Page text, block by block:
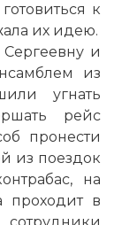
к
их идею.
и
из
угнать
рейс
пронести
из поездок
на
проходит в